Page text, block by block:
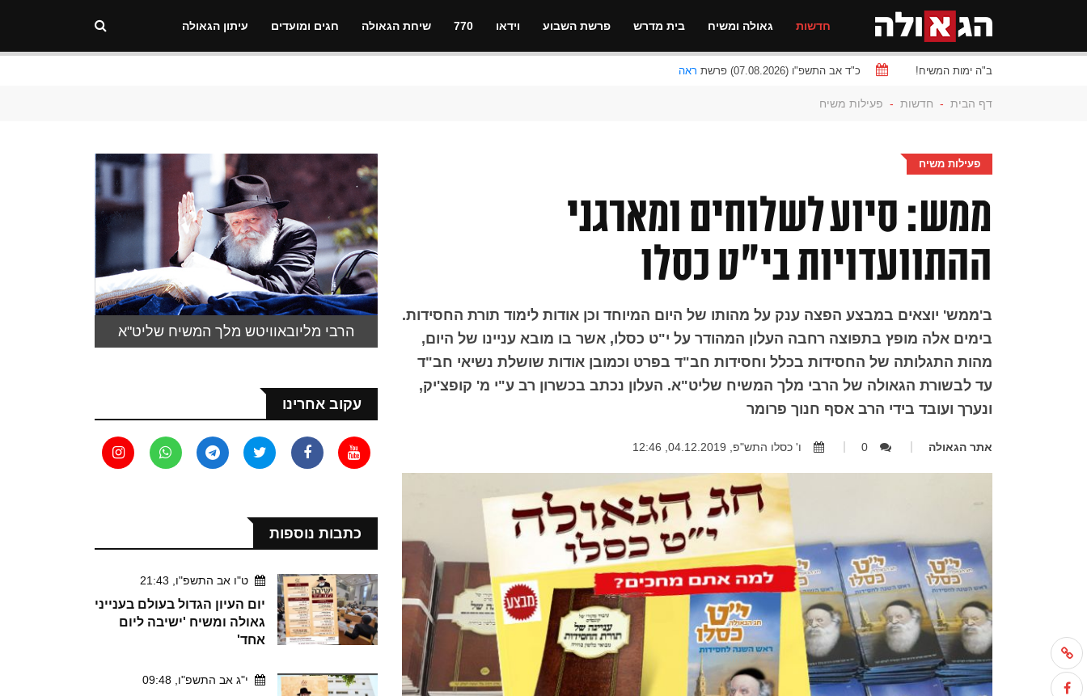
חדשות גאולה ומשיח בית מדרש פרשת השבוע וידאו 770 שיחת הגאולה חגים ומועדים עיתון הגאולה
ב"ה ימות המשיח! כ"ד אב התשפ"ו (07.08.2026) פרשת ראה
דף הבית - חדשות - פעילות משיח
פעילות משיח
ממש: סיוע לשלוחים ומארגני
ההתוועדויות בי"ט כסלו
ב'ממש' יוצאים במבצע הפצה ענק על מהותו של היום המיוחד וכן אודות לימוד תורת החסידות.
בימים אלה מופץ בתפוצה רחבה העלון המהודר על י"ט כסלו, אשר בו מובא עניינו של היום,
מהות התגלותה של החסידות בכלל וחסידות חב"ד בפרט וכמובן אודות שושלת נשיאי חב"ד
עד לבשורת הגאולה של הרבי מלך המשיח שליט"א. העלון נכתב בכשרון רב ע"י מ' קופצ'יק,
ונערך ועובד בידי הרב אסף חנוך פרומר
אתר הגאולה 0 ו' כסלו התש"פ, 04.12.2019, 12:46
הרבי מליובאוויטש מלך המשיח שליט"א
עקוב אחרינו
כתבות נוספות
ט"ו אב התשפ"ו, 21:43
יום העיון הגדול בעולם בענייני
גאולה ומשיח 'ישיבה ליום
אחד'
י"ג אב התשפ"ו, 09:48